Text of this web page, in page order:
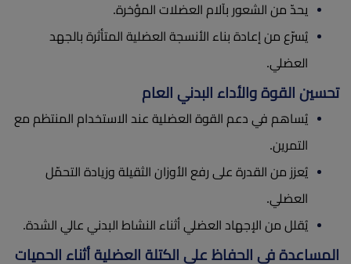
يحدّ من الشعور بآلام العضلات المؤخرة.
يُسرّع من إعادة بناء الأنسجة العضلية المتأثرة بالجهد
العضلي.
تحسين القوة والأداء البدني العام
يُساهم في دعم القوة العضلية عند الاستخدام المنتظم مع
التمرين.
يُعزز من القدرة على رفع الأوزان الثقيلة وزيادة التحمّل
العضلي.
يُقلل من الإجهاد العضلي أثناء النشاط البدني عالي الشدة.
المساعدة في الحفاظ على الكتلة العضلية أثناء الحميات